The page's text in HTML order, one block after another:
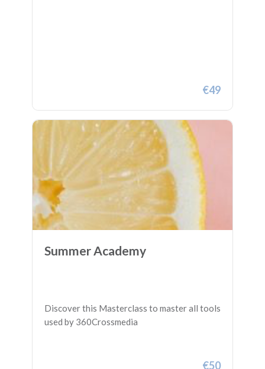
€49
Summer Academy
Discover this Masterclass to master all tools
used by 360Crossmedia
€50